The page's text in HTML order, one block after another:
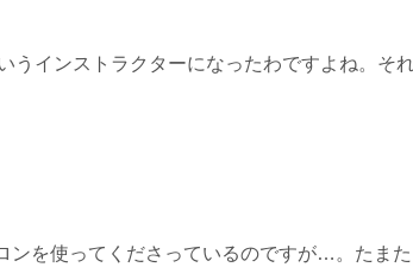
うインストラクターになったわですよね。そ
ンを使ってくださっているのですが…。たま